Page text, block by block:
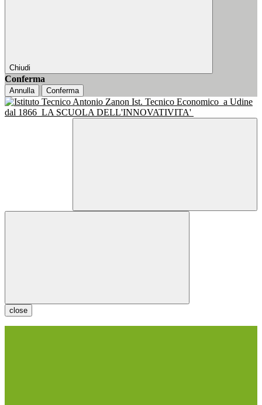
Chiudi
Conferma
Annulla Conferma
Ist. Tecnico Economico a Udine
dal 1866 LA SCUOLA DELL'INNOVATIVITA'
close